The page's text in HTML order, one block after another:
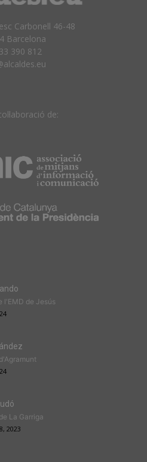
Carbonell 46-48
Barcelona
390 812
de:
l'EMD de Jesús
La Garriga
2023